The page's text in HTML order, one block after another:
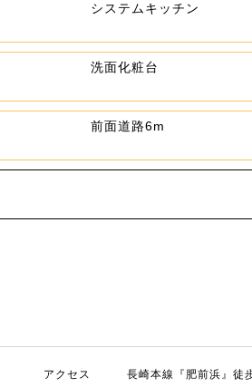
システムキッチン
洗面化粧台
前面道路6m
アクセス 長崎本線『肥前浜』徒